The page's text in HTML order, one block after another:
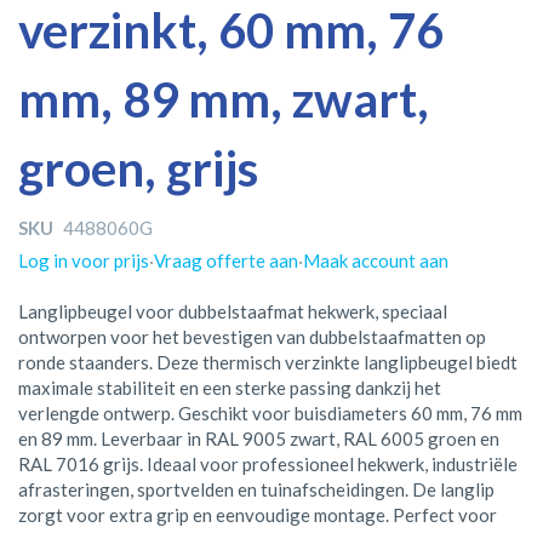
verzinkt, 60 mm, 76
mm, 89 mm, zwart,
groen, grijs
SKU 4488060G
Log in voor prijs·Vraag offerte aan·Maak account aan
Langlipbeugel voor dubbelstaafmat hekwerk, speciaal
ontworpen voor het bevestigen van dubbelstaafmatten op
ronde staanders. Deze thermisch verzinkte langlipbeugel biedt
maximale stabiliteit en een sterke passing dankzij het
verlengde ontwerp. Geschikt voor buisdiameters 60 mm, 76 mm
en 89 mm. Leverbaar in RAL 9005 zwart, RAL 6005 groen en
RAL 7016 grijs. Ideaal voor professioneel hekwerk, industriële
afrasteringen, sportvelden en tuinafscheidingen. De langlip
zorgt voor extra grip en eenvoudige montage. Perfect voor